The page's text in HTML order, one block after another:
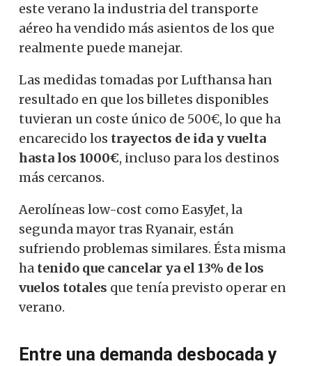
este verano la industria del transporte
aéreo ha vendido más asientos de los que
realmente puede manejar.
Las medidas tomadas por Lufthansa han
resultado en que los billetes disponibles
tuvieran un coste único de 500€, lo que ha
encarecido los trayectos de ida y vuelta
hasta los 1000€, incluso para los destinos
más cercanos.
Aerolíneas low-cost como EasyJet, la
segunda mayor tras Ryanair, están
sufriendo problemas similares. Ésta misma
ha tenido que cancelar ya el 13% de los
vuelos totales que tenía previsto operar en
verano.
Entre una demanda desbocada y